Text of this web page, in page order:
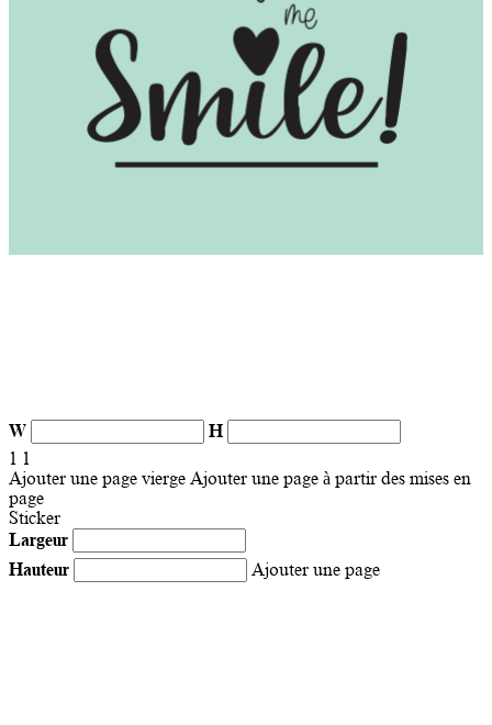
W
H
1 1
Ajouter une page vierge Ajouter une page à partir des mises en
page
Sticker
Largeur
Hauteur
Ajouter une page